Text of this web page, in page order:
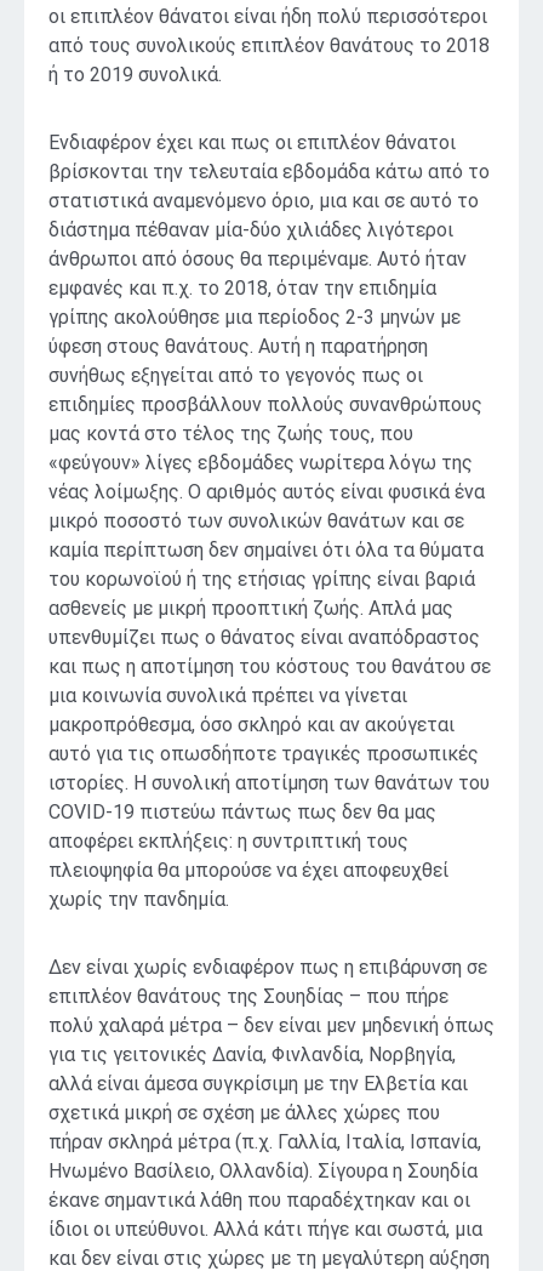
οι επιπλέον θάνατοι είναι ήδη πολύ περισσότεροι
από τους συνολικούς επιπλέον θανάτους το 2018
ή το 2019 συνολικά.
Ενδιαφέρον έχει και πως οι επιπλέον θάνατοι
βρίσκονται την τελευταία εβδομάδα κάτω από το
στατιστικά αναμενόμενο όριο, μια και σε αυτό το
διάστημα πέθαναν μία-δύο χιλιάδες λιγότεροι
άνθρωποι από όσους θα περιμέναμε. Αυτό ήταν
εμφανές και π.χ. το 2018, όταν την επιδημία
γρίπης ακολούθησε μια περίοδος 2-3 μηνών με
ύφεση στους θανάτους. Αυτή η παρατήρηση
συνήθως εξηγείται από το γεγονός πως οι
επιδημίες προσβάλλουν πολλούς συνανθρώπους
μας κοντά στο τέλος της ζωής τους, που
«φεύγουν» λίγες εβδομάδες νωρίτερα λόγω της
νέας λοίμωξης. Ο αριθμός αυτός είναι φυσικά ένα
μικρό ποσοστό των συνολικών θανάτων και σε
καμία περίπτωση δεν σημαίνει ότι όλα τα θύματα
του κορωνοϊού ή της ετήσιας γρίπης είναι βαριά
ασθενείς με μικρή προοπτική ζωής. Απλά μας
υπενθυμίζει πως ο θάνατος είναι αναπόδραστος
και πως η αποτίμηση του κόστους του θανάτου σε
μια κοινωνία συνολικά πρέπει να γίνεται
μακροπρόθεσμα, όσο σκληρό και αν ακούγεται
αυτό για τις οπωσδήποτε τραγικές προσωπικές
ιστορίες. Η συνολική αποτίμηση των θανάτων του
COVID-19 πιστεύω πάντως πως δεν θα μας
αποφέρει εκπλήξεις: η συντριπτική τους
πλειοψηφία θα μπορούσε να έχει αποφευχθεί
χωρίς την πανδημία.
Δεν είναι χωρίς ενδιαφέρον πως η επιβάρυνση σε
επιπλέον θανάτους της Σουηδίας – που πήρε
πολύ χαλαρά μέτρα – δεν είναι μεν μηδενική όπως
για τις γειτονικές Δανία, Φινλανδία, Νορβηγία,
αλλά είναι άμεσα συγκρίσιμη με την Ελβετία και
σχετικά μικρή σε σχέση με άλλες χώρες που
πήραν σκληρά μέτρα (π.χ. Γαλλία, Ιταλία, Ισπανία,
Ηνωμένο Βασίλειο, Ολλανδία). Σίγουρα η Σουηδία
έκανε σημαντικά λάθη που παραδέχτηκαν και οι
ίδιοι οι υπεύθυνοι. Αλλά κάτι πήγε και σωστά, μια
και δεν είναι στις χώρες με τη μεγαλύτερη αύξηση